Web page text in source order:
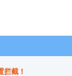
拦截！